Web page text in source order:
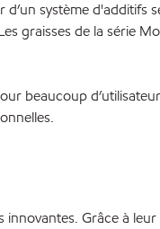
système
graisses de la série
beaucoup
innovantes. Grâce à